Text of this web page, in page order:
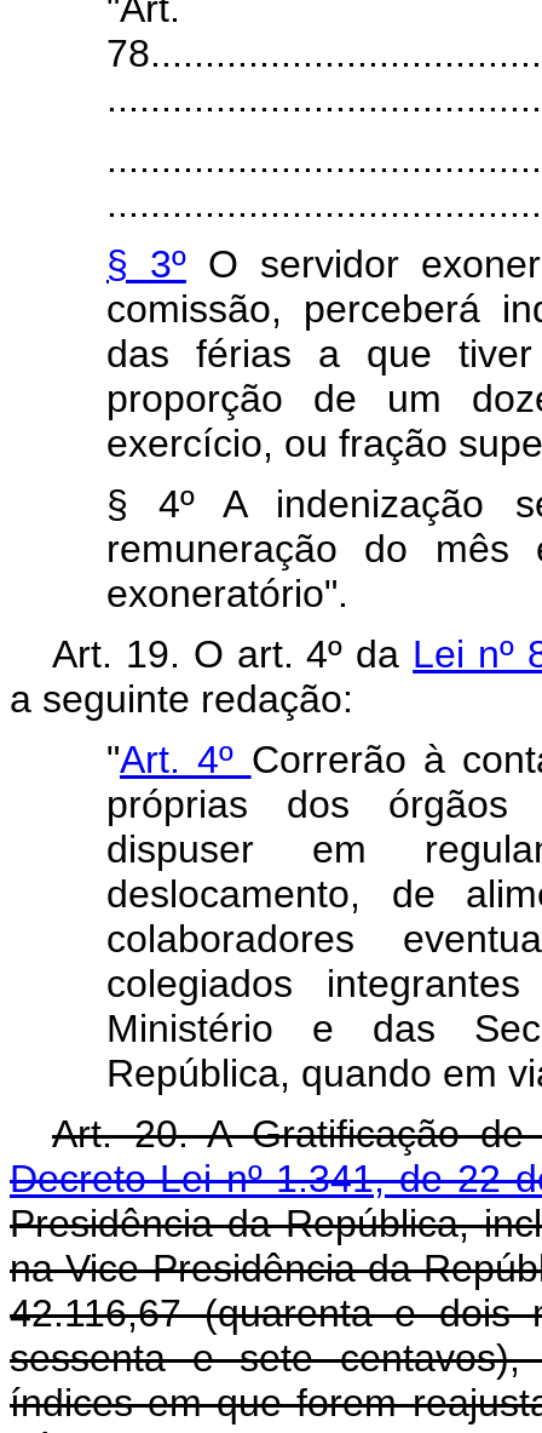
§ 3ºO servidor
comissão, perceberá
das férias a que
proporção de um
exercício, ou fração
§ 4º A indenização
remuneração do
exoneratório".
Art. 19. O art. 4º da Lei nº
a seguinte redação:
"Art. 4º Correrão à
próprias dos órgãos
dispuser em
deslocamento, de
colaboradores
colegiados
Ministério e das
República, quando em
Art. 20. A Gratificação
Decreto-Lei nº 1.341, de 22
Presidência da República,
na Vice-Presidência da
42.116,67 (quarenta e dois
sessenta e sete
índices em que forem